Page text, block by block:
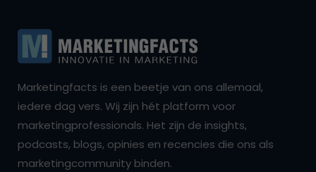
Marketingfacts is een beetje van ons allemaal,
iedere dag vers. Wij zijn hét platform voor
marketingprofessionals. Het zijn de insights,
podcasts, blogs, opinies en recencies die ons als
marketingcommunity binden.